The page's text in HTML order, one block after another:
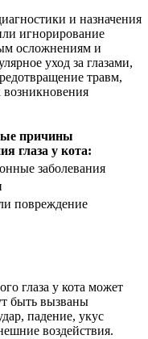
и назначения
игнорирование
осложнениям и
уход за глазами,
травм,
причины
глаза у кота:
заболевания
повреждение
глаза у кота может
быть вызваны
падение, укус
воздействия.